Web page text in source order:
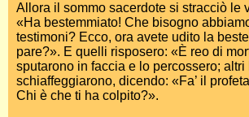
Allora il sommo sacerdote si stracciò le
«Ha bestemmiato! Che bisogno
testimoni? Ecco, ora avete udito la
pare?». E quelli risposero: «È reo di
sputarono in faccia e lo percossero; altri
schiaffeggiarono, dicendo: «Fa’ il
Chi è che ti ha colpito?».